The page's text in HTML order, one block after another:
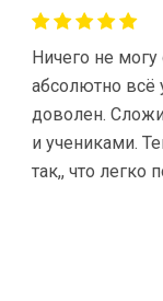
Ничего не могу
абсолютно всё
доволен.
и учениками.
так,, что легко